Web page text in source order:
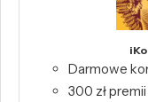
Darmowe
300 zł